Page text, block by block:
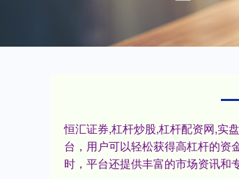
恒汇证券,杠杆炒股,杠杆配资网,实
台，用户可以轻松获得高杠杆的资
时，平台还提供丰富的市场资讯和